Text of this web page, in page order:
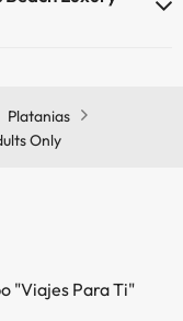
Platanias
Only
"Viajes Para Ti"